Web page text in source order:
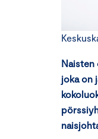
Naisten
joka on